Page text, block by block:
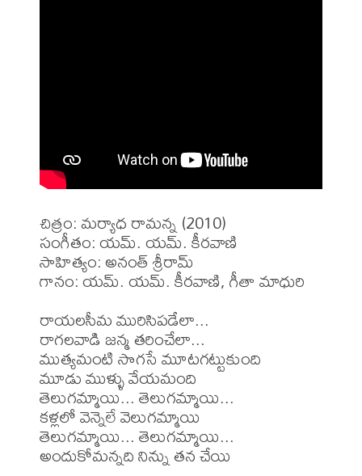
చిత్రం: మర్యాధ రామన్న (2010)
సంగీతం: యమ్. యమ్. కీరవాణి
సాహిత్యం: అనంత్ శ్రీరామ్
గానం: యమ్. యమ్. కీరవాణి, గీతా మాధురి
రాయలసీమ మురిసిపడేలా...
రాగలవాడి జన్మ తరించేలా...
ముత్యమంటి సొగసే మూటగట్టుకుంది
మూడు ముళ్ళు వేయమంది
తెలుగమ్మాయి... తెలుగమ్మాయి...
కళ్లలో వెన్నెలే వెలుగమ్మాయి
తెలుగమ్మాయి... తెలుగమ్మాయి...
అందుకోమన్నది నిన్ను తన చేయి